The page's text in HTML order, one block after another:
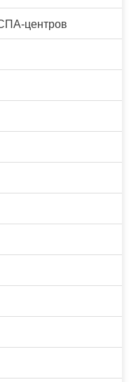
центров